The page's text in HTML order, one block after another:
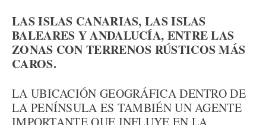
LAS ISLAS CANARIAS, LAS ISLAS
BALEARES Y ANDALUCÍA, ENTRE LAS
ZONAS CON TERRENOS RÚSTICOS MÁS
CAROS.
LA UBICACIÓN GEOGRÁFICA DENTRO DE
LA PENÍNSULA ES TAMBIÉN UN AGENTE
IMPORTANTE QUE INFLUYE EN LA